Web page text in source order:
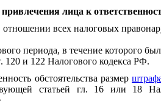
привлечения лица к
всех налоговых
периода, в течение которого
и 122 Налогового кодекса РФ.
обстоятельства размер
статьей гл. 16 или 18